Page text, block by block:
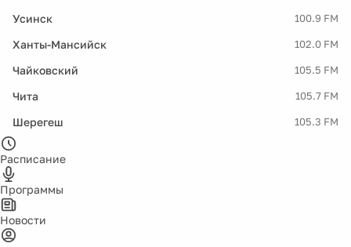
Усинск 100.9 FM
Ханты-Мансийск 102.0 FM
Чайковский 105.5 FM
Чита 105.7 FM
Шерегеш 105.3 FM
Расписание
Программы
Новости